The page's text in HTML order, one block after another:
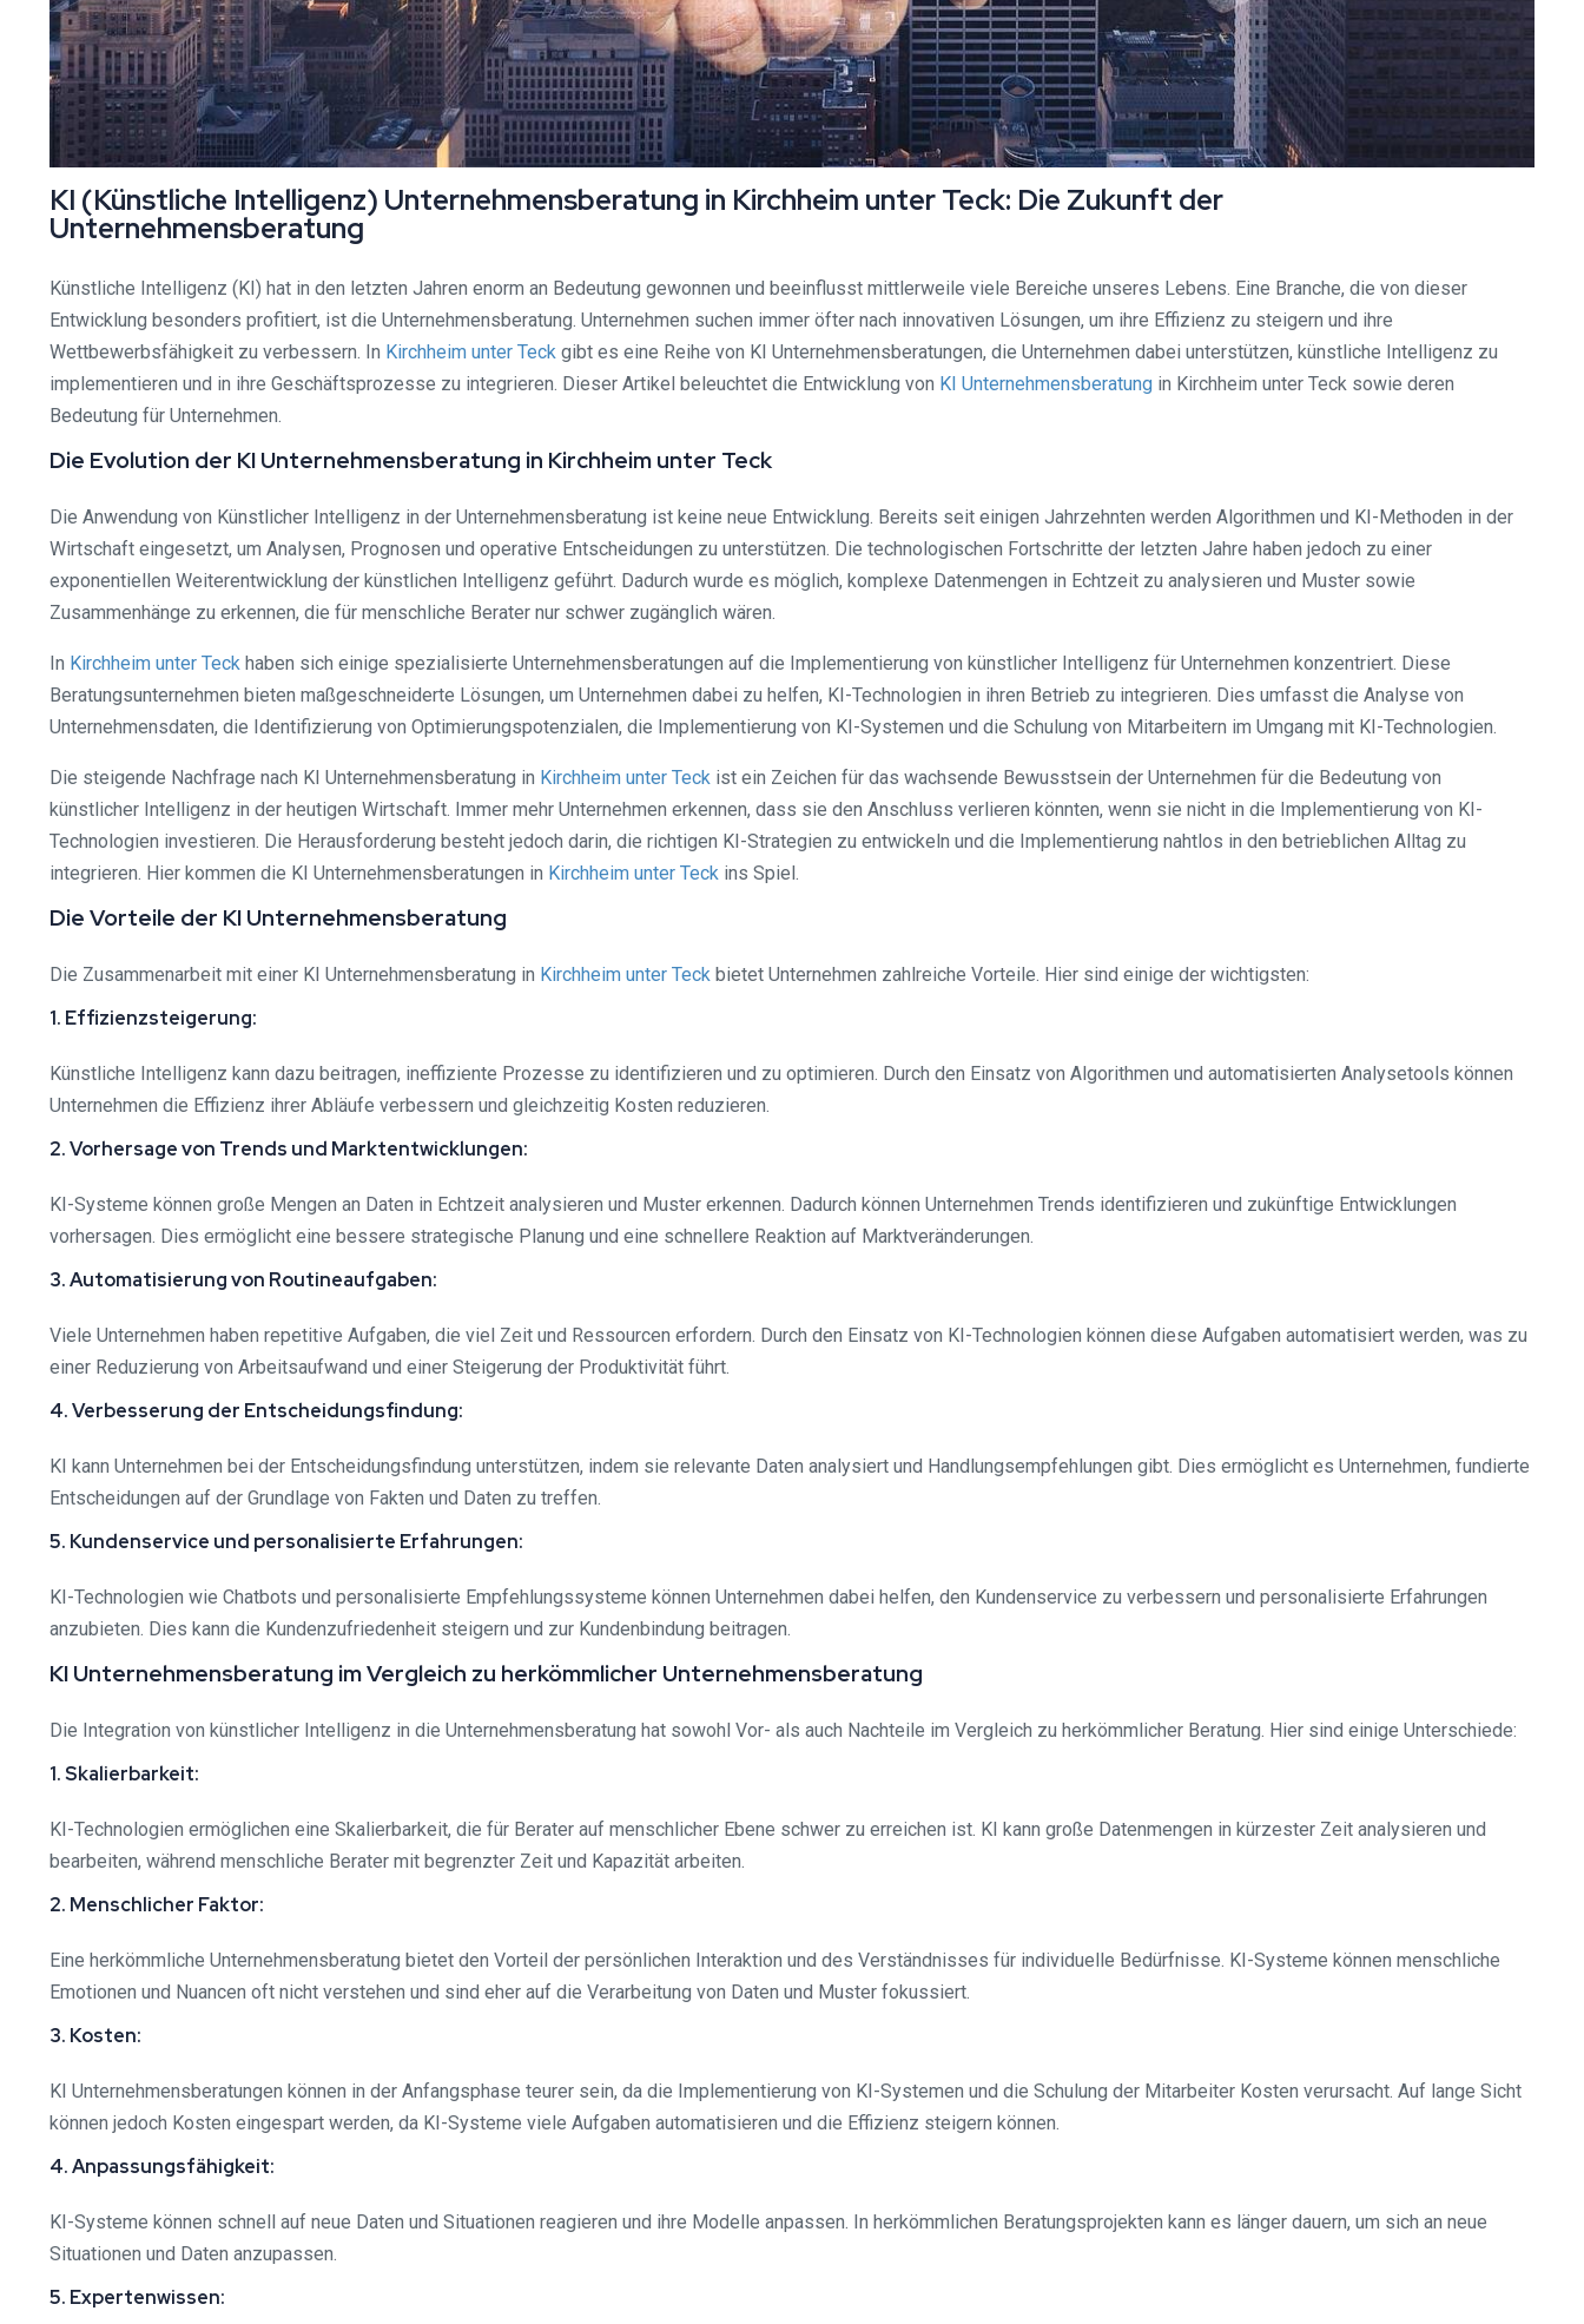
KI (Künstliche Intelligenz) Unternehmensberatung in Kirchheim unter Teck: Die Zukunft der
Unternehmensberatung
Künstliche Intelligenz (KI) hat in den letzten Jahren enorm an Bedeutung gewonnen und beeinflusst mittlerweile viele Bereiche unseres Lebens. Eine Branche, die von dieser
Entwicklung besonders profitiert, ist die Unternehmensberatung. Unternehmen suchen immer öfter nach innovativen Lösungen, um ihre Effizienz zu steigern und ihre
Wettbewerbsfähigkeit zu verbessern. In Kirchheim unter Teck gibt es eine Reihe von KI Unternehmensberatungen, die Unternehmen dabei unterstützen, künstliche Intelligenz zu
implementieren und in ihre Geschäftsprozesse zu integrieren. Dieser Artikel beleuchtet die Entwicklung von KI Unternehmensberatung in Kirchheim unter Teck sowie deren
Bedeutung für Unternehmen.
Die Evolution der KI Unternehmensberatung in Kirchheim unter Teck
Die Anwendung von Künstlicher Intelligenz in der Unternehmensberatung ist keine neue Entwicklung. Bereits seit einigen Jahrzehnten werden Algorithmen und KI-Methoden in der
Wirtschaft eingesetzt, um Analysen, Prognosen und operative Entscheidungen zu unterstützen. Die technologischen Fortschritte der letzten Jahre haben jedoch zu einer
exponentiellen Weiterentwicklung der künstlichen Intelligenz geführt. Dadurch wurde es möglich, komplexe Datenmengen in Echtzeit zu analysieren und Muster sowie
Zusammenhänge zu erkennen, die für menschliche Berater nur schwer zugänglich wären.
In Kirchheim unter Teck haben sich einige spezialisierte Unternehmensberatungen auf die Implementierung von künstlicher Intelligenz für Unternehmen konzentriert. Diese
Beratungsunternehmen bieten maßgeschneiderte Lösungen, um Unternehmen dabei zu helfen, KI-Technologien in ihren Betrieb zu integrieren. Dies umfasst die Analyse von
Unternehmensdaten, die Identifizierung von Optimierungspotenzialen, die Implementierung von KI-Systemen und die Schulung von Mitarbeitern im Umgang mit KI-Technologien.
Die steigende Nachfrage nach KI Unternehmensberatung in Kirchheim unter Teck ist ein Zeichen für das wachsende Bewusstsein der Unternehmen für die Bedeutung von
künstlicher Intelligenz in der heutigen Wirtschaft. Immer mehr Unternehmen erkennen, dass sie den Anschluss verlieren könnten, wenn sie nicht in die Implementierung von KI-
Technologien investieren. Die Herausforderung besteht jedoch darin, die richtigen KI-Strategien zu entwickeln und die Implementierung nahtlos in den betrieblichen Alltag zu
integrieren. Hier kommen die KI Unternehmensberatungen in Kirchheim unter Teck ins Spiel.
Die Vorteile der KI Unternehmensberatung
Die Zusammenarbeit mit einer KI Unternehmensberatung in Kirchheim unter Teck bietet Unternehmen zahlreiche Vorteile. Hier sind einige der wichtigsten:
1. Effizienzsteigerung:
Künstliche Intelligenz kann dazu beitragen, ineffiziente Prozesse zu identifizieren und zu optimieren. Durch den Einsatz von Algorithmen und automatisierten Analysetools können
Unternehmen die Effizienz ihrer Abläufe verbessern und gleichzeitig Kosten reduzieren.
2. Vorhersage von Trends und Marktentwicklungen:
KI-Systeme können große Mengen an Daten in Echtzeit analysieren und Muster erkennen. Dadurch können Unternehmen Trends identifizieren und zukünftige Entwicklungen
vorhersagen. Dies ermöglicht eine bessere strategische Planung und eine schnellere Reaktion auf Marktveränderungen.
3. Automatisierung von Routineaufgaben:
Viele Unternehmen haben repetitive Aufgaben, die viel Zeit und Ressourcen erfordern. Durch den Einsatz von KI-Technologien können diese Aufgaben automatisiert werden, was zu
einer Reduzierung von Arbeitsaufwand und einer Steigerung der Produktivität führt.
4. Verbesserung der Entscheidungsfindung:
KI kann Unternehmen bei der Entscheidungsfindung unterstützen, indem sie relevante Daten analysiert und Handlungsempfehlungen gibt. Dies ermöglicht es Unternehmen, fundierte
Entscheidungen auf der Grundlage von Fakten und Daten zu treffen.
5. Kundenservice und personalisierte Erfahrungen:
KI-Technologien wie Chatbots und personalisierte Empfehlungssysteme können Unternehmen dabei helfen, den Kundenservice zu verbessern und personalisierte Erfahrungen
anzubieten. Dies kann die Kundenzufriedenheit steigern und zur Kundenbindung beitragen.
KI Unternehmensberatung im Vergleich zu herkömmlicher Unternehmensberatung
Die Integration von künstlicher Intelligenz in die Unternehmensberatung hat sowohl Vor- als auch Nachteile im Vergleich zu herkömmlicher Beratung. Hier sind einige Unterschiede:
1. Skalierbarkeit:
KI-Technologien ermöglichen eine Skalierbarkeit, die für Berater auf menschlicher Ebene schwer zu erreichen ist. KI kann große Datenmengen in kürzester Zeit analysieren und
bearbeiten, während menschliche Berater mit begrenzter Zeit und Kapazität arbeiten.
2. Menschlicher Faktor:
Eine herkömmliche Unternehmensberatung bietet den Vorteil der persönlichen Interaktion und des Verständnisses für individuelle Bedürfnisse. KI-Systeme können menschliche
Emotionen und Nuancen oft nicht verstehen und sind eher auf die Verarbeitung von Daten und Muster fokussiert.
3. Kosten:
KI Unternehmensberatungen können in der Anfangsphase teurer sein, da die Implementierung von KI-Systemen und die Schulung der Mitarbeiter Kosten verursacht. Auf lange Sicht
können jedoch Kosten eingespart werden, da KI-Systeme viele Aufgaben automatisieren und die Effizienz steigern können.
4. Anpassungsfähigkeit:
KI-Systeme können schnell auf neue Daten und Situationen reagieren und ihre Modelle anpassen. In herkömmlichen Beratungsprojekten kann es länger dauern, um sich an neue
Situationen und Daten anzupassen.
5. Expertenwissen: